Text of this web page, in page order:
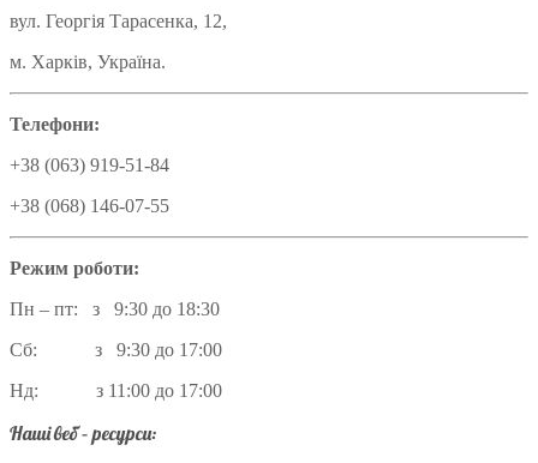
вул. Георгія Тарасенка, 12,
м. Харків, Україна.
Телефони:
+38 (063) 919-51-84
+38 (068) 146-07-55
Режим роботи:
Пн – пт: з 9:30 до 18:30
Сб: з 9:30 до 17:00
Нд: з 11:00 до 17:00
Наші веб – ресурси: